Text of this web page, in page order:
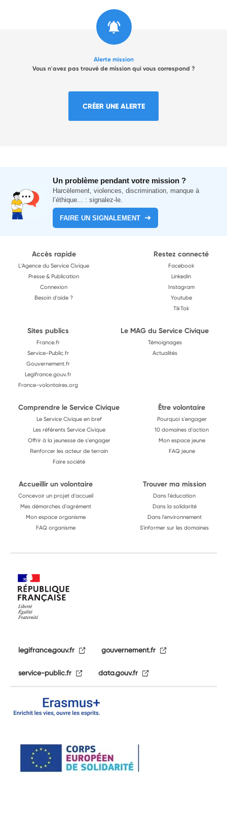
Alerte mission
Vous n'avez pas trouvé de mission qui vous correspond ?
CRÉER UNE ALERTE
Un problème pendant votre mission ?
Harcèlement, violences, discrimination, manque à
l’éthique... : signalez-le.
FAIRE UN SIGNALEMENT
Accès rapide
L'Agence du Service Civique
Presse & Publication
Connexion
Besoin d'aide ?
Restez connecté
Facebook
Linkedin
Instagram
Youtube
TikTok
Sites publics
France.fr
Service-Public.fr
Gouvernement.fr
Legifrance.gouv.fr
France-volontaires.org
Le MAG du Service Civique
Témoignages
Actualités
Comprendre le Service Civique
Le Service Civique en bref
Les référents Service Civique
Offrir à la jeunesse de s'engager
Renforcer les acteur de terrain
Faire société
Être volontaire
Pourquoi s'engager
10 domaines d'action
Mon espace jeune
FAQ jeune
Accueillir un volontaire
Concevoir un projet d'accueil
Mes démarches d'agrément
Mon espace organisme
FAQ organisme
Trouver ma mission
Dans l'éducation
Dans la solidarité
Dans l'environnement
S'informer sur les domaines
legifrance.gouv.fr gouvernement.fr
service-public.fr data.gouv.fr